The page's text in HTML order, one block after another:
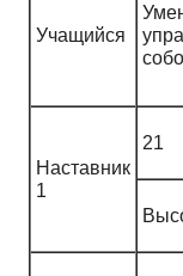
Учащийся
Наставник
1
21